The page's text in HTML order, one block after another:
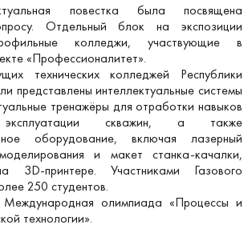
повестка была посвящена
Отдельный блок на экспозиции
колледжи, участвующие в
«Профессионалитет».
технических колледжей Республики
представлены интеллектуальные системы
тренажёры для отработки навыков
скважин, а также
оборудование, включая лазерный
и макет станка-качалки,
3D-принтере. Участниками Газового
250 студентов.
олимпиада «Процессы и
технологии».